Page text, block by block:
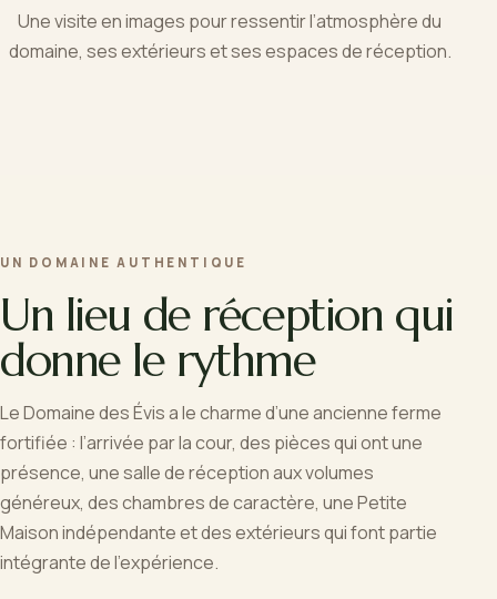
Une visite en images pour ressentir l’atmosphère du
domaine, ses extérieurs et ses espaces de réception.
UN DOMAINE AUTHENTIQUE
Un lieu de réception qui
donne le rythme
Le Domaine des Évis a le charme d’une ancienne ferme
fortifiée : l’arrivée par la cour, des pièces qui ont une
présence, une salle de réception aux volumes
généreux, des chambres de caractère, une Petite
Maison indépendante et des extérieurs qui font partie
intégrante de l’expérience.